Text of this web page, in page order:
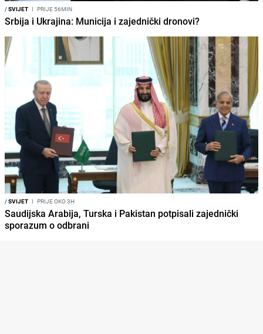
/SVIJET I PRIJE 56MIN
Srbija i Ukrajina: Municija i zajednički dronovi?
/SVIJET I PRIJE OKO 3H
Saudijska Arabija, Turska i Pakistan potpisali zajednički
sporazum o odbrani